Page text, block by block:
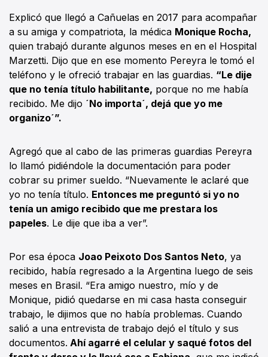
Explicó que llegó a Cañuelas en 2017 para acompañar
a su amiga y compatriota, la médica Monique Rocha,
quien trabajó durante algunos meses en en el Hospital
Marzetti. Dijo que en ese momento Pereyra le tomó el
teléfono y le ofreció trabajar en las guardias. “Le dije
que no tenía título habilitante, porque no me había
recibido. Me dijo ´No importa´, dejá que yo me
organizo´”.
Agregó que al cabo de las primeras guardias Pereyra
lo llamó pidiéndole la documentación para poder
cobrar su primer sueldo. “Nuevamente le aclaré que
yo no tenía título. Entonces me preguntó si yo no
tenía un amigo recibido que me prestara los
papeles. Le dije que iba a ver”.
Por esa época Joao Peixoto Dos Santos Neto, ya
recibido, había regresado a la Argentina luego de seis
meses en Brasil. “Era amigo nuestro, mío y de
Monique, pidió quedarse en mi casa hasta conseguir
trabajo, le dijimos que no había problemas. Cuando
salió a una entrevista de trabajo dejó el título y sus
documentos. Ahí agarré el celular y saqué fotos del